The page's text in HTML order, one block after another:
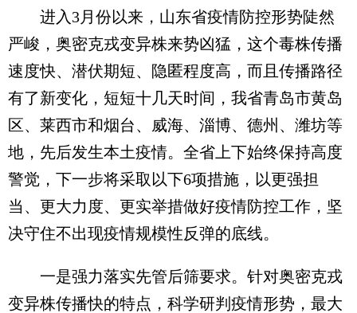
进入3月份以来，山东省疫情防控形势陡然
严峻，奥密克戎变异株来势凶猛，这个毒株传播
速度快、潜伏期短、隐匿程度高，而且传播路径
有了新变化，短短十几天时间，我省青岛市黄岛
区、莱西市和烟台、威海、淄博、德州、潍坊等
地，先后发生本土疫情。全省上下始终保持高度
警觉，下一步将采取以下6项措施，以更强担
当、更大力度、更实举措做好疫情防控工作，坚
决守住不出现疫情规模性反弹的底线。
一是强力落实先管后筛要求。针对奥密克戎
变异株传播快的特点，科学研判疫情形势，最大